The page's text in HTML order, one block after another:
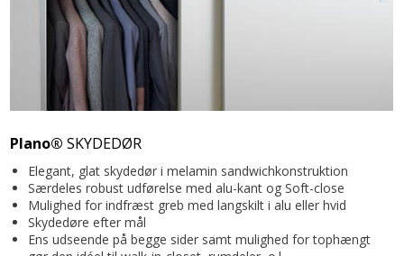
Plano® SKYDEDØR
Elegant, glat skydedør i melamin sandwichkonstruktion
Særdeles robust udførelse med alu-kant og Soft-close
Mulighed for indfræst greb med langskilt i alu eller hvid
Skydedøre efter mål
Ens udseende på begge sider samt mulighed for tophængt